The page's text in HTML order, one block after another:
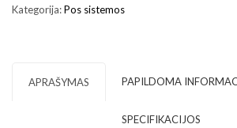
Kategorija:Pos sistemos
APRAŠYMAS PAPILDOMA
SPECIFIKACIJOS